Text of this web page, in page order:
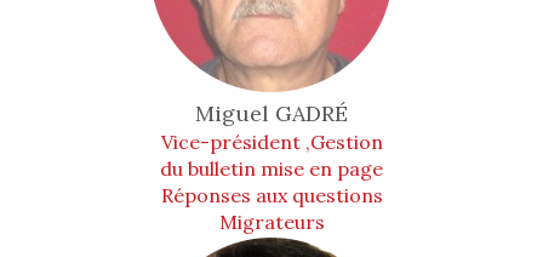
Miguel GADRÉ
Vice-président ,Gestion
du bulletin mise en page
Réponses aux questions
Migrateurs